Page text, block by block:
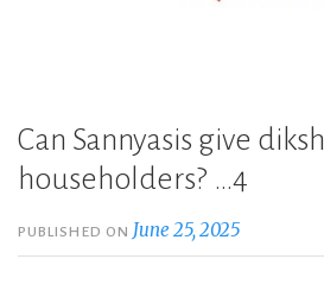
Can Sannyasis give
householders? …4
PUBLISHED ON June 25, 2025